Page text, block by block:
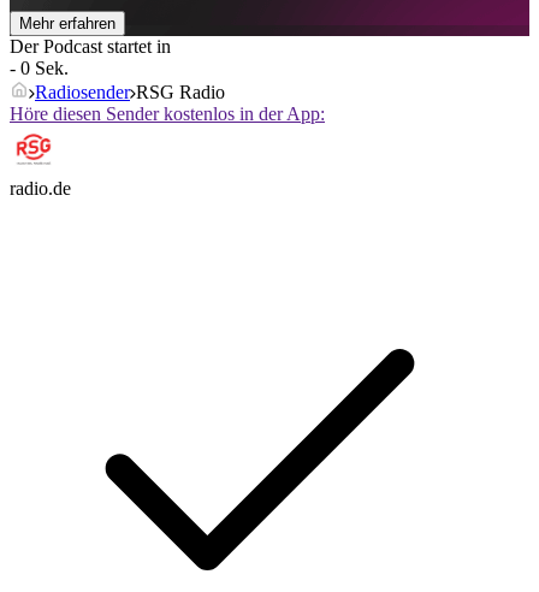
Mehr erfahren
Der Podcast startet in
- 0 Sek.
Radiosender RSG Radio
Höre diesen Sender kostenlos in der App:
radio.de